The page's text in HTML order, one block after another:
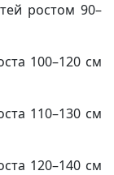
ростом 90–
100–120 см
110–130 см
120–140 см